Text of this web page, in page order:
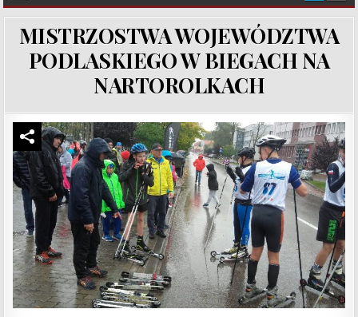
MISTRZOSTWA WOJEWÓDZTWA
PODLASKIEGO W BIEGACH NA
NARTOROLKACH